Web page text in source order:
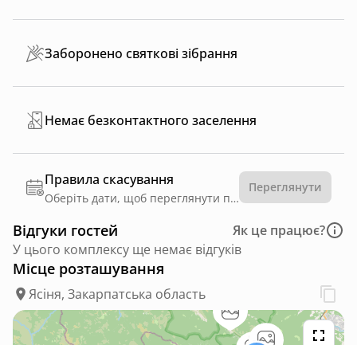
Заборонено святкові зібрання
Немає безконтактного заселення
Правила скасування
Оберіть дати, щоб переглянути правила
Переглянути
Відгуки гостей
Як це працює?
У цього комплексу ще немає відгуків
Місце розташування
Ясіня, Закарпатська область